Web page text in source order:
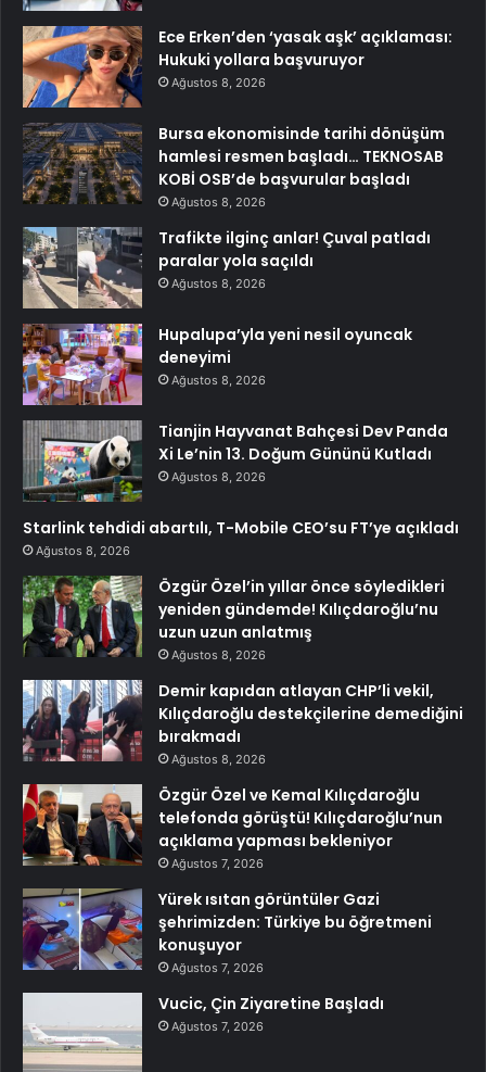
Ece Erken’den ‘yasak aşk’ açıklaması:
Hukuki yollara başvuruyor
Ağustos 8, 2026
Bursa ekonomisinde tarihi dönüşüm
hamlesi resmen başladı… TEKNOSAB
KOBİ OSB’de başvurular başladı
Ağustos 8, 2026
Trafikte ilginç anlar! Çuval patladı
paralar yola saçıldı
Ağustos 8, 2026
Hupalupa’yla yeni nesil oyuncak
deneyimi
Ağustos 8, 2026
Tianjin Hayvanat Bahçesi Dev Panda
Xi Le’nin 13. Doğum Gününü Kutladı
Ağustos 8, 2026
Starlink tehdidi abartılı, T-Mobile CEO’su FT’ye açıkladı
Ağustos 8, 2026
Özgür Özel’in yıllar önce söyledikleri
yeniden gündemde! Kılıçdaroğlu’nu
uzun uzun anlatmış
Ağustos 8, 2026
Demir kapıdan atlayan CHP’li vekil,
Kılıçdaroğlu destekçilerine demediğini
bırakmadı
Ağustos 8, 2026
Özgür Özel ve Kemal Kılıçdaroğlu
telefonda görüştü! Kılıçdaroğlu’nun
açıklama yapması bekleniyor
Ağustos 7, 2026
Yürek ısıtan görüntüler Gazi
şehrimizden: Türkiye bu öğretmeni
konuşuyor
Ağustos 7, 2026
Vucic, Çin Ziyaretine Başladı
Ağustos 7, 2026